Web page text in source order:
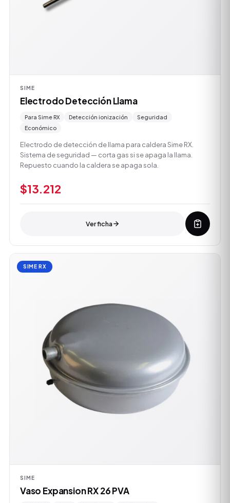
SIME
Electrodo Detección Llama
Para Sime RX Detección ionización
Seguridad
Económico
Electrodo de detección de llama para caldera Sime RX.
Sistema de seguridad — corta gas si se apaga la llama.
Repuesto cuando la caldera se apaga sola.
$13.212
Ver ficha
SIME RX
SIME
Vaso Expansion RX 26 PVA